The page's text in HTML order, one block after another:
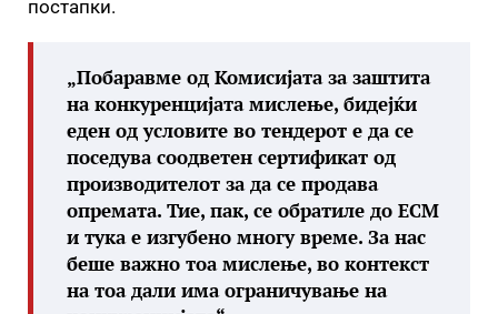
постапки.
„Побаравме од Комисијата за заштита
на конкуренцијата мислење, бидејќи
еден од условите во тендерот е да се
поседува соодветен сертификат од
производителот за да се продава
опремата. Тие, пак, се обратиле до ЕСМ
и тука е изгубено многу време. За нас
беше важно тоа мислење, во контекст
на тоа дали има ограничување на